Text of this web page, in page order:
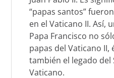
“papas santos”
en el Vaticano II. Así,
Papa Francisco no
papas del Vaticano II,
también el legado del
Vaticano.